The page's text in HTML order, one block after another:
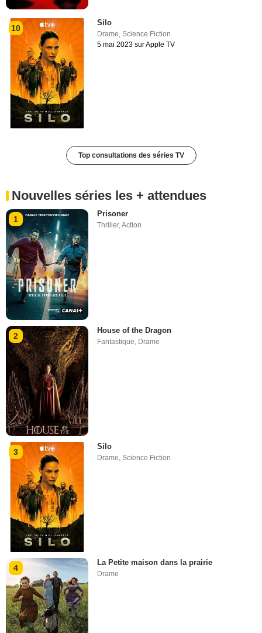
10
Silo
Drame,Science Fiction
5 mai 2023 sur Apple TV
Top consultations des séries TV
Nouvelles séries les + attendues
1
Prisoner
Thriller,Action
2
House of the Dragon
Fantastique Drame
3
Silo
Drame,Science Fiction
4
La Petite maison dans la prairie
Drame